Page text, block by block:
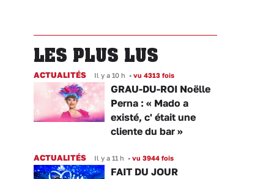
LES PLUS LUS
ACTUALITÉS Il y a 10 h • vu 4313 fois
GRAU-DU-ROI Noëlle
Perna : « Mado a
existé, c' était une
cliente du bar »
ACTUALITÉS Il y a 11 h • vu 3944 fois
FAIT DU JOUR